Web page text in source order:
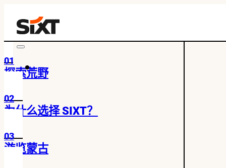
01
探索荒野
02
为什么选择 SIXT？
03
游览蒙古